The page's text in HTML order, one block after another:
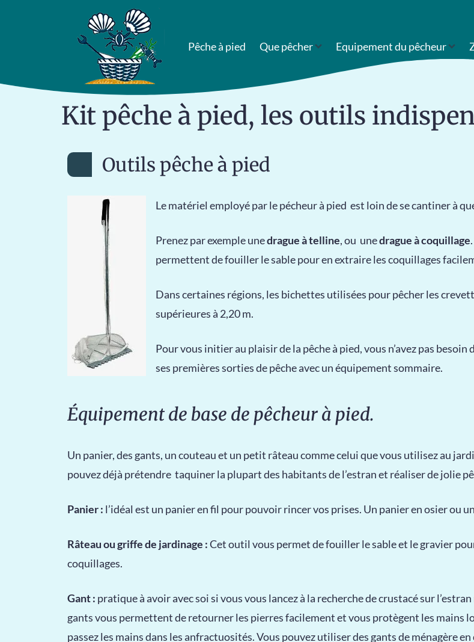
Pêche à pied Que pêcher Equipement du pêcheur
Kit pêche à pied, les outils
Outils pêche à pied
Le matériel employé par le pécheur à pied est loin de se cantiner à
Prenez par exemple unedrague à telline, ou unedrague à coquillage
permettent de fouiller le sable pour en extraire les coquillages
Dans certaines régions, les bichettes utilisées pour pêcher les
supérieures à 2,20 m.
Pour vous initier au plaisir de la pêche à pied, vous n’avez pas
ses premières sorties de pêche avec un équipement sommaire.
Équipement de base de pêcheur à pied.
Un panier, des gants, un couteau et un petit râteau comme celui que vous utilisez au
pouvez déjà prétendre taquiner la plupart des habitants de l’estran et réaliser de jolie
Panier : l’idéal est un panier en fil pour pouvoir rincer vos prises. Un panier en osier ou
Râteau ou griffe de jardinage :Cet outil vous permet de fouiller le sable et le gravier
coquillages.
Gant : pratique à avoir avec soi si vous vous lancez à la recherche de crustacé sur
gants vous permettent de retourner les pierres facilement et vous protègent les mains
passez les mains dans les anfractuosités. Vous pouvez utiliser des gants de ménagère